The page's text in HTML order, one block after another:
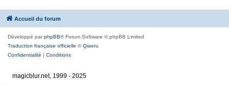
Accueil du forum
Développé parphpBB® Forum Software © phpBB Limited
Traduction française officielle ©Qiaeru
Confidentialité | Conditions
magicblur.net, 1999 - 2025